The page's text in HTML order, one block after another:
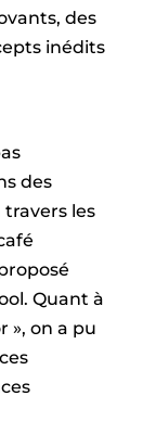
des
inédits
des
travers les
Quant à
», on a pu